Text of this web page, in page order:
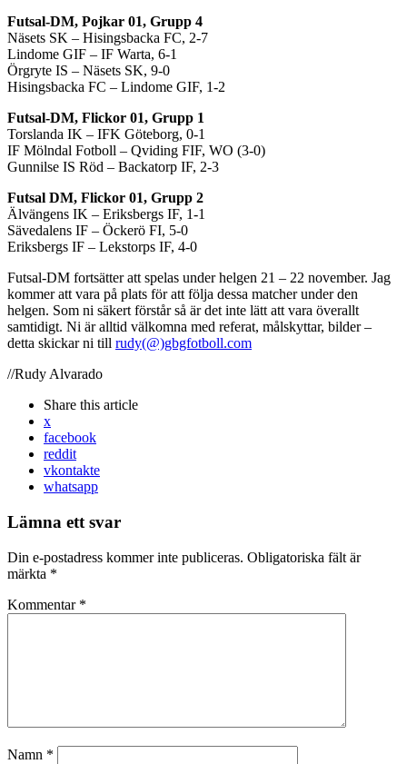
Futsal-DM, Pojkar 01, Grupp 4
Näsets SK – Hisingsbacka FC, 2-7
Lindome GIF – IF Warta, 6-1
Örgryte IS – Näsets SK, 9-0
Hisingsbacka FC – Lindome GIF, 1-2
Futsal-DM, Flickor 01, Grupp 1
Torslanda IK – IFK Göteborg, 0-1
IF Mölndal Fotboll – Qviding FIF, WO (3-0)
Gunnilse IS Röd – Backatorp IF, 2-3
Futsal DM, Flickor 01, Grupp 2
Älvängens IK – Eriksbergs IF, 1-1
Sävedalens IF – Öckerö FI, 5-0
Eriksbergs IF – Lekstorps IF, 4-0
Futsal-DM fortsätter att spelas under helgen 21 – 22 november. Jag
kommer att vara på plats för att följa dessa matcher under den
helgen. Som ni säkert förstår så är det inte lätt att vara överallt
samtidigt. Ni är alltid välkomna med referat, målskyttar, bilder –
detta skickar ni till rudy(@)gbgfotboll.com
//Rudy Alvarado
Share this article
x
facebook
reddit
vkontakte
whatsapp
Lämna ett svar
Din e-postadress kommer inte publiceras. Obligatoriska fält är
märkta *
Kommentar *
Namn *